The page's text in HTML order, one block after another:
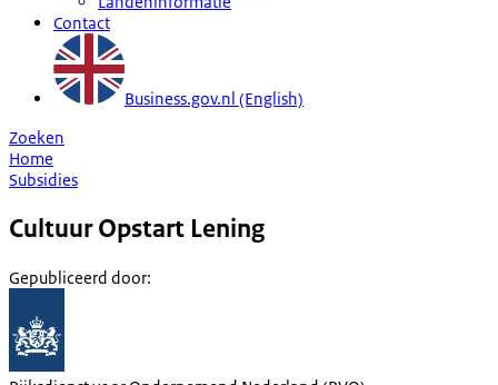
Contact
Business.gov.nl (English)
Zoeken
Home
Subsidies
Cultuur Opstart Lening
Gepubliceerd door: